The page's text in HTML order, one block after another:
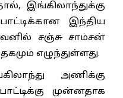
இங்கிலாந்துக்கு
இந்திய
சஞ்சு சாம்சன்
எழுந்துள்ளது.
அணிக்கு
முன்னதாக